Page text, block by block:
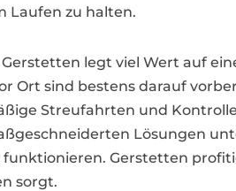
Laufen zu halten.
Gerstetten legt viel Wert auf
Ort sind bestens darauf
Streufahrten und
Lösungen
funktionieren. Gerstetten
sorgt.